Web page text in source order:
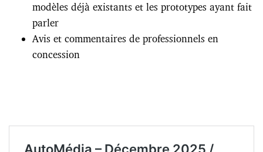
modèles déjà existants et les prototypes ayant fait
parler
Avis et commentaires de professionnels en
concession